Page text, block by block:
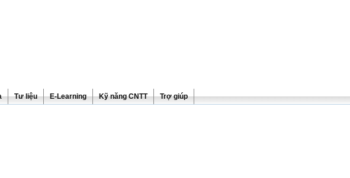
Tư liệu E-Learning Kỹ năng CNTT Trợ giúp